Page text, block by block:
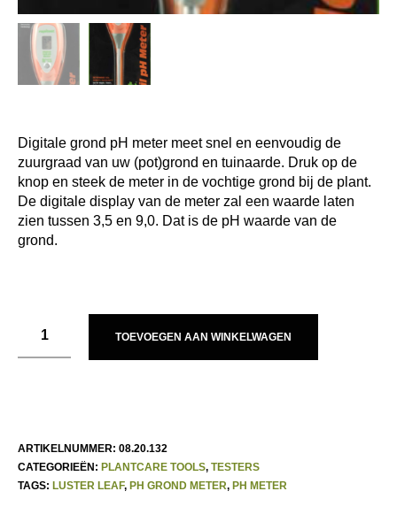
Digitale grond pH meter meet snel en eenvoudig de
zuurgraad van uw (pot)grond en tuinaarde. Druk op de
knop en steek de meter in de vochtige grond bij de plant.
De digitale display van de meter zal een waarde laten
zien tussen 3,5 en 9,0. Dat is de pH waarde van de
grond.
TOEVOEGEN AAN WINKELWAGEN
ARTIKELNUMMER: 08.20.132
CATEGORIEËN: PLANTCARE TOOLS, TESTERS
TAGS: LUSTER LEAF, PH GROND METER, PH METER